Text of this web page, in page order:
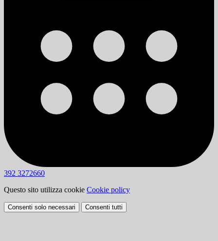
392 3272660
Questo sito utilizza cookie Cookie policy
Consenti solo necessari Consenti tutti